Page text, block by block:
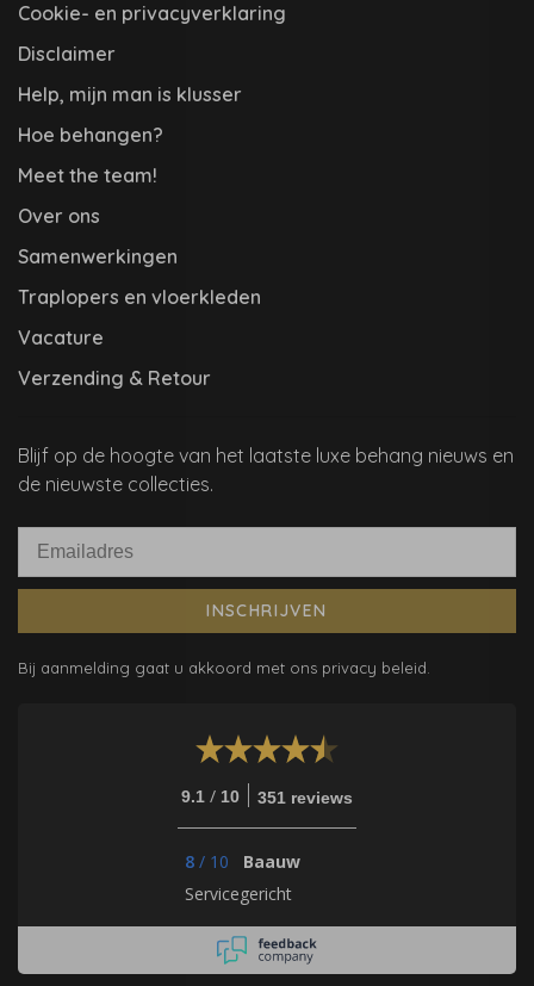
Cookie- en privacyverklaring
Disclaimer
Help, mijn man is klusser
Hoe behangen?
Meet the team!
Over ons
Samenwerkingen
Traplopers en vloerkleden
Vacature
Verzending & Retour
Blijf op de hoogte van het laatste luxe behang nieuws en
de nieuwste collecties.
INSCHRIJVEN
Bij aanmelding gaat u akkoord met ons privacy beleid.
9.1 / 10 351 reviews
8 / 10
Baauw
Servicegericht